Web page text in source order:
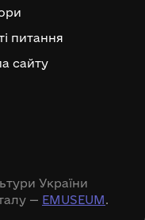
питання
сайту
України
— EMUSEUM.